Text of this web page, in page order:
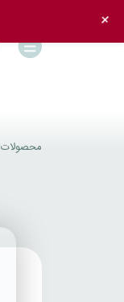
محصولات
+